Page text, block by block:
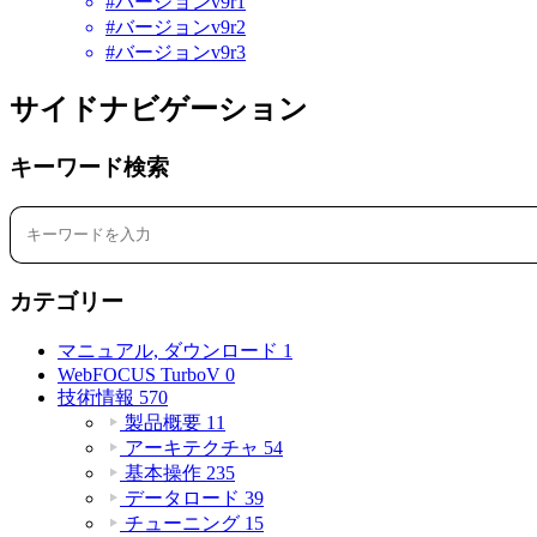
#バージョンv9r2
#バージョンv9r3
サイドナビゲーション
キーワード検索
カテゴリー
マニュアル, ダウンロード 1
WebFOCUS TurboV 0
技術情報 570
製品概要 11
アーキテクチャ 54
基本操作 235
データロード 39
チューニング 15